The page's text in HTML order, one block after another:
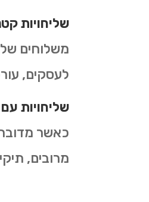
שליחויות
משלוחים
לעסקים,
שליחויות
כאשר
מרובים, תיקים